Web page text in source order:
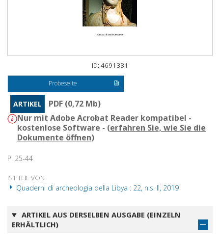
ID: 4691381
Probeseite
ARTIKEL
PDF (0,72 Mb)
Nur mit Adobe Acrobat Reader kompatibel -
kostenlose Software - (erfahren Sie, wie Sie die
Dokumente öffnen)
P. 25-44
IST TEIL VON
Quaderni di archeologia della Libya : 22, n.s. II, 2019
ARTIKEL AUS DERSELBEN AUSGABE (EINZELN
ERHÄLTLICH)